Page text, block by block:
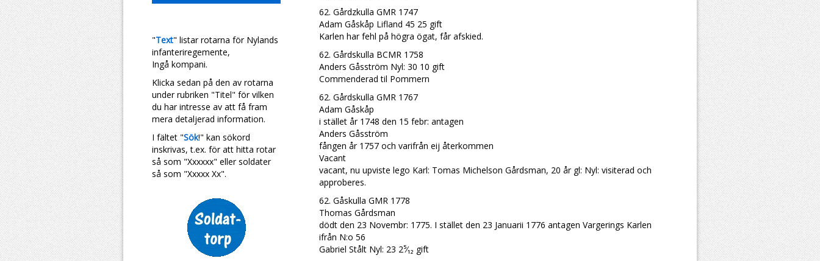
"Text" listar rotarna för Nylands
infanteriregemente,
Ingå kompani.
Klicka sedan på den av rotarna
under rubriken "Titel" för vilken
du har intresse av att få fram
mera detaljerad information.
I fältet "Sök!" kan sökord
inskrivas, t.ex. för att hitta rotar
så som "Xxxxxx" eller soldater
så som "Xxxxx Xx".
62. Gårdzkulla GMR 1747
Adam Gåskåp Lifland 45 25 gift
Karlen har fehl på högra ögat, får afskied.
62. Gårdskulla BCMR 1758
Anders Gåsström Nyl: 30 10 gift
Commenderad til Pommern
62. Gårdskulla GMR 1767
Adam Gåskåp
i stället år 1748 den 15 febr: antagen
Anders Gåsström
fången år 1757 och varifrån eij återkommen
Vacant
vacant, nu upviste lego Karl: Tomas Michelson Gårdsman, 20 år gl: Nyl: visiterad och
approberes.
62. Gåskulla GMR 1778
Thomas Gårdsman
dödt den 23 Novembr: 1775. I stället den 23 Januarii 1776 antagen Vargerings Karlen
ifrån N:o 56
Gabriel Stålt Nyl: 23 2⁵⁄₁₂ gift